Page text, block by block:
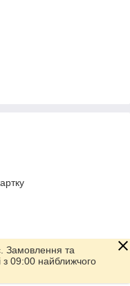
- LiqPay
Замовлення та
з 09:00 найближчого